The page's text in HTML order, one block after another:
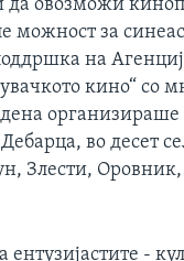
да овозможи
можност за
на
кино“ со
организираше
во десет
Злести,
-